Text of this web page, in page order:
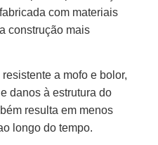
com materiais
construção mais
a mofo e bolor,
danos à estrutura do
resulta em menos
longo do tempo.